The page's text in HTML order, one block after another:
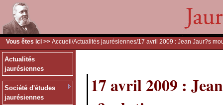
Vous êtes ici >> Accueil /Actualités jaurésiennes/17 avril 2009 : Jean Jaur?s
Actualités
jaurésiennes
Société d'études
jaurésiennes
17 avril 2009 :